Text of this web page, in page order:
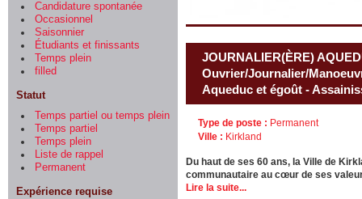
Candidature spontanée
Occasionnel
Saisonnier
Étudiants et finissants
Temps plein
filled
Statut
Temps partiel ou temps plein
Temps partiel
Temps plein
Liste de rappel
Permanent
Expérience requise
JOURNALIER(ÈRE)
Ouvrier/Journalier/
Aqueduc et égoût -
Type de poste : Permanent
Ville : Kirkland
Du haut de ses 60 ans, la Ville de
communautaire au cœur de ses
Lire la suite...